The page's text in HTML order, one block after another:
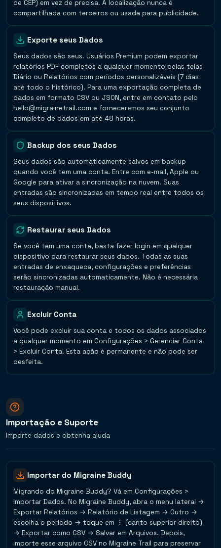
de CEP) em vez de precisa. A localização nunca é
compartilhada com terceiros ou usada para publicidade.
Exporte seus Dados
Seus dados são seus. Usuários Premium podem exportar
relatórios PDF completos a qualquer momento pelas telas
Diário ou Relatórios com períodos personalizáveis (7 dias
até todo o histórico). Para uma exportação completa de
dados em formato CSV ou JSON, entre em contato pelo
hello@migrainetrail.com e forneceremos seu conjunto
completo de dados em até 48 horas.
Backup dos seus Dados
Seus dados são automaticamente salvos em backup
quando você tem uma conta. Entre com e-mail, Apple ou
Google para ativar a sincronização na nuvem. Suas
entradas são sincronizadas em tempo real entre todos os
seus dispositivos.
Restaurar seus Dados
Se você tem uma conta, basta fazer login em qualquer
dispositivo para restaurar seus dados. Todas as suas
entradas de enxaqueca, configurações e preferências
serão sincronizadas automaticamente. Não é necessária
restauração manual.
Excluir Conta
Você pode excluir sua conta e todos os dados associados
a qualquer momento em Configurações > Gerenciar Conta
> Excluir Conta. Esta ação é permanente e não pode ser
desfeita.
Importação e Suporte
Importe dados e obtenha ajuda
Importar do Migraine Buddy
Migrando do Migraine Buddy? Vá em Configurações >
Importar Dados. No Migraine Buddy, abra o menu lateral →
Exportar Relatórios → Relatório de Listagem → Outro →
escolha o período → toque em ⋮ (canto superior direito)
→ Exportar como CSV → Salvar em Arquivos. Depois,
importe esse arquivo CSV no Migraine Trail para preservar